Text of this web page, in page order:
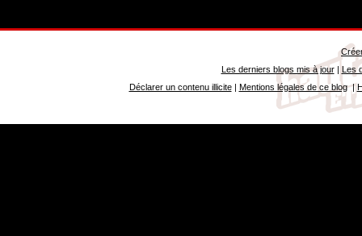
Les derniers blogs mis à jour|
Les
Déclarer un contenu illicite| Mentions légales de ce blog|